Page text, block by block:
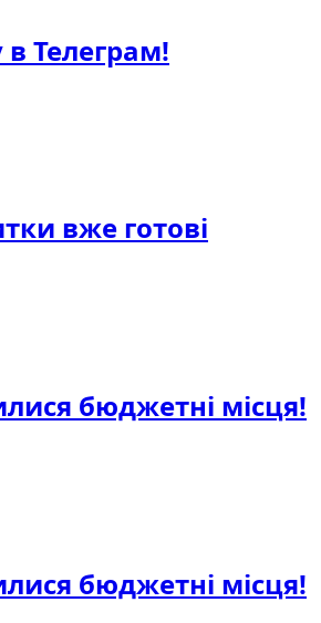
Телеграм!
вже готові
бюджетні місця!
бюджетні місця!